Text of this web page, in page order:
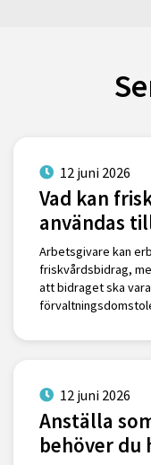
12 juni 2026
Vad kan
användas
Arbetsgivare kan
friskvårdsbidrag,
att bidraget ska
12 juni 2026
Anställa
behöver du